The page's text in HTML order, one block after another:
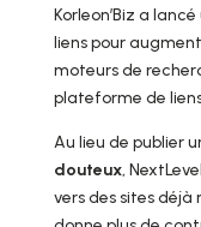
Korleon’Biz a
liens pour
moteurs de
plateforme de
Au lieu de publier
douteux,
vers des sites déjà